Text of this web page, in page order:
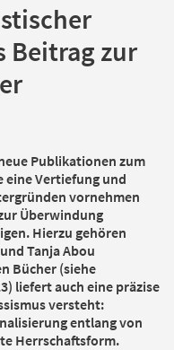
Beitrag zur
Publikationen zum
eine Vertiefung und
vornehmen
Überwindung
Hierzu gehören
Tanja Abou
Bücher (siehe
liefert auch eine präzise
versteht:
entlang von
Herrschaftsform.